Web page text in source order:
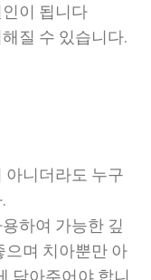
이 됩니다
질 수 있습니다.
아니더라도 누구
하여 가능한 깊
으며 치아뿐만 아
닦아주어야 합니